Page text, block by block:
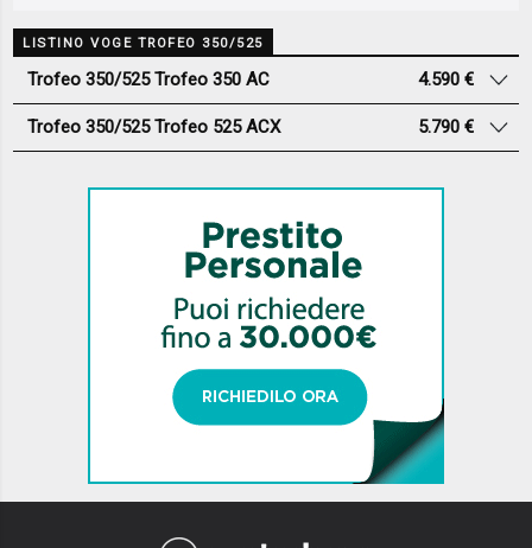
LISTINO VOGE TROFEO 350/525
Trofeo 350/525 Trofeo 350 AC 4.590 €
Trofeo 350/525 Trofeo 525 ACX 5.790 €